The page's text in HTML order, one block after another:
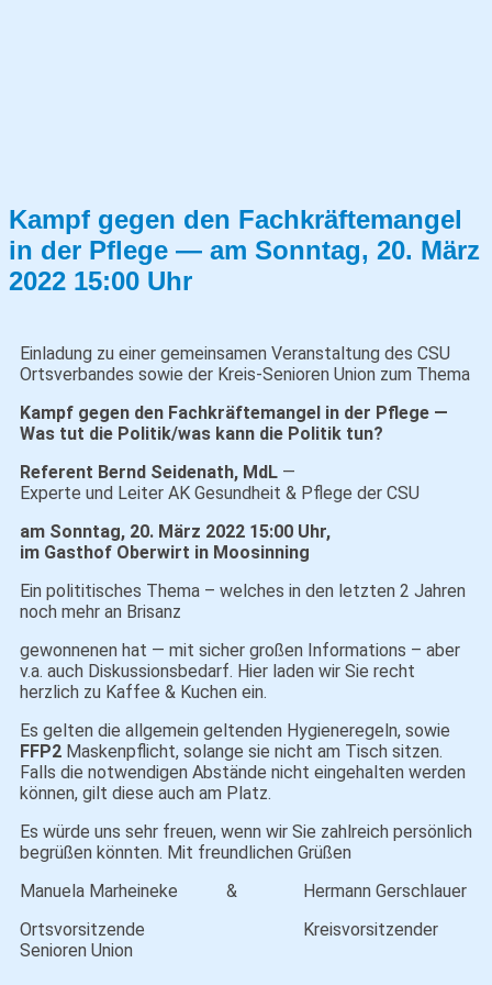
Kampf gegen den Fachkräftemangel
in der Pflege — am Sonntag, 20. März
2022 15:00 Uhr
Einladung zu einer gemeinsamen Veranstaltung des CSU
Ortsverbandes sowie der Kreis-Senioren Union zum Thema
Kampf gegen den Fachkräftemangel in der Pflege —
Was tut die Politik/was kann die Politik tun?
Referent Bernd Seidenath, MdL —
Experte und Leiter AK Gesundheit & Pflege der CSU
am Sonntag, 20. März 2022 15:00 Uhr,
im Gasthof Oberwirt in Moosinning
Ein polititisches Thema – welches in den letzten 2 Jahren
noch mehr an Brisanz
gewonnenen hat — mit sicher großen Informations – aber
v.a. auch Diskussionsbedarf. Hier laden wir Sie recht
herzlich zu Kaffee & Kuchen ein.
Es gelten die allgemein geltenden Hygieneregeln, sowie
FFP2 Maskenpflicht, solange sie nicht am Tisch sitzen.
Falls die notwendigen Abstände nicht eingehalten werden
können, gilt diese auch am Platz.
Es würde uns sehr freuen, wenn wir Sie zahlreich persönlich
begrüßen könnten. Mit freundlichen Grüßen
Manuela Marheineke & Hermann Gerschlauer
Ortsvorsitzende Kreisvorsitzender
Senioren Union